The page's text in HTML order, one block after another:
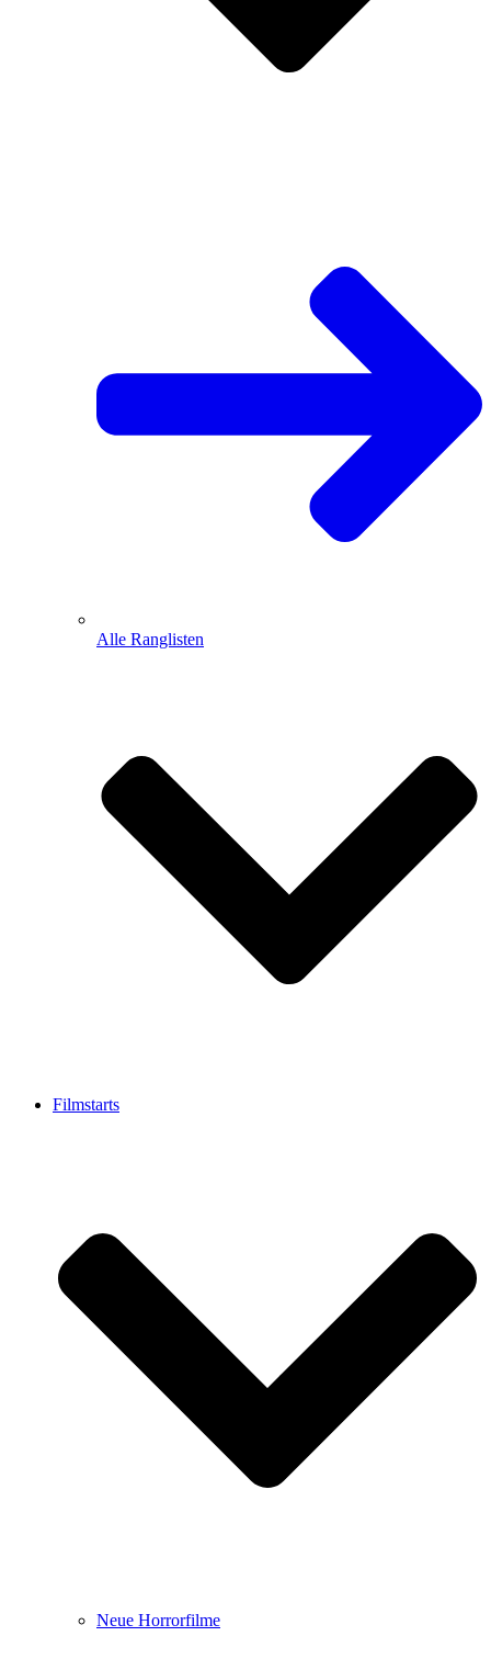
Alle Ranglisten
Filmstarts
Neue Horrorfilme